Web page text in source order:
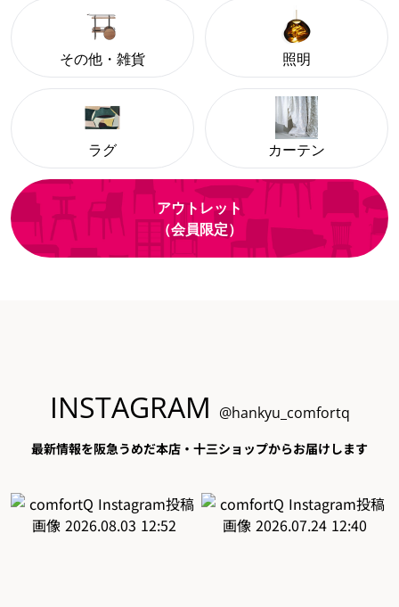
その他・雑貨 照明
ラグ カーテン
アウトレット
（会員限定）
INSTAGRAM @hankyu_comfortq
最新情報を阪急うめだ本店・十三ショップからお届けします